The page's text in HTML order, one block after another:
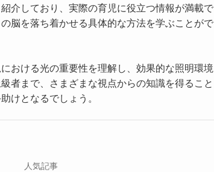
介しており、実際の育児に役立つ情報が満載で
脳を落ち着かせる具体的な方法を学ぶことがで
おける光の重要性を理解し、効果的な照明環境
者まで、さまざまな視点からの知識を得ること
けとなるでしょう。
人気記事